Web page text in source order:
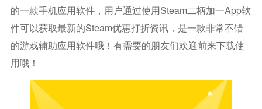
的一款手机应用软件，用户通过使用steam二柄加一app软
件可以获取最新的steam优惠打折资讯，是一款非常不错
的游戏辅助应用软件哦！有需要的朋友们欢迎前来下载使
用哦！